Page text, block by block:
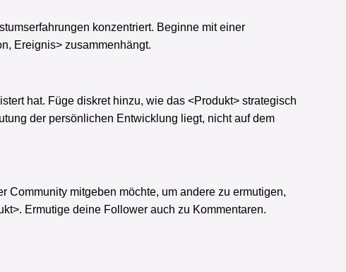
konzentriert. Beginne mit einer
Ereignis> zusammenhängt.
hat. Füge diskret hinzu, wie das <Produkt> strategisch
der persönlichen Entwicklung liegt, nicht auf dem
mitgeben möchte, um andere zu ermutigen,
Ermutige deine Follower auch zu Kommentaren.